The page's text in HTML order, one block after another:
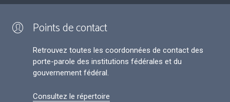
Points de contact
Retrouvez toutes les coordonnées de contact des
porte-parole des institutions fédérales et du
gouvernement fédéral.
Consultez le répertoire